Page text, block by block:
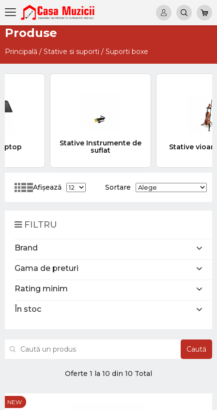
Produse
Principală / Stative si suporti / Suporti boxe
Stative Instrumente de
Stative vioara si viola
Afișează Sortare
FILTRU
Brand
Gama de preturi
Rating minim
În stoc
Caută
Oferte 1 la 10 din 10 Total
NEW